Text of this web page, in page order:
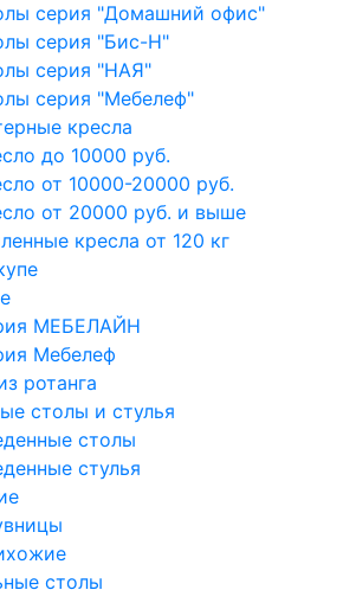
серия "Домашний офис"
серия "Бис-Н"
серия "НАЯ"
серия "Мебелеф"
кресла
до 10000 руб.
от 10000-20000 руб.
от 20000 руб. и выше
кресла от 120 кг
МЕБЕЛАЙН
Мебелеф
ротанга
столы и стулья
столы
стулья
столы